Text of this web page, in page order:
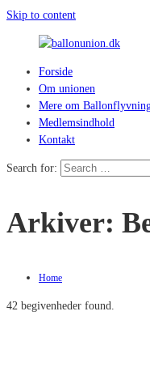
Skip to content
ballonunion.dk
hvad
blæser
Forside
Om unionen
Mere om
Medlemsindhold
Kontakt
Search for:
Arkiver:
Home
42 begivenheder found.